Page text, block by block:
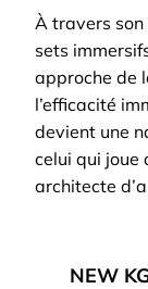
À travers son
sets
approche de
l’efficacité
devient une
celui qui joue
architecte
NEW